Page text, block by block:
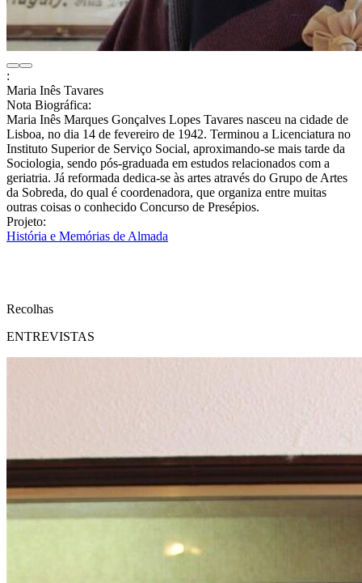
:
Maria Inês Tavares
Nota Biográfica:
Maria Inês Marques Gonçalves Lopes Tavares nasceu na cidade de
Lisboa, no dia 14 de fevereiro de 1942. Terminou a Licenciatura no
Instituto Superior de Serviço Social, aproximando-se mais tarde da
Sociologia, sendo pós-graduada em estudos relacionados com a
geriatria. Já reformada dedica-se às artes através do Grupo de Artes
da Sobreda, do qual é coordenadora, que organiza entre muitas
outras coisas o conhecido Concurso de Presépios.
Projeto:
História e Memórias de Almada
Recolhas
ENTREVISTAS